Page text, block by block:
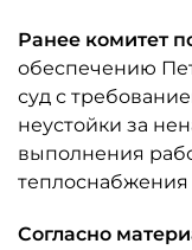
Ранее комитет
обеспечению
суд с
неустойки за
выполнения
Согласно